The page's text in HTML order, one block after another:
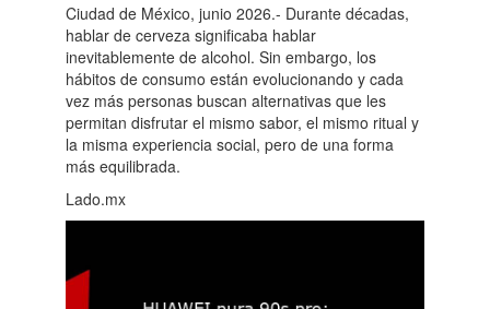
Ciudad de México, junio 2026.- Durante décadas,
hablar de cerveza significaba hablar
inevitablemente de alcohol. Sin embargo, los
hábitos de consumo están evolucionando y cada
vez más personas buscan alternativas que les
permitan disfrutar el mismo sabor, el mismo ritual y
la misma experiencia social, pero de una forma
más equilibrada.
Lado.mx